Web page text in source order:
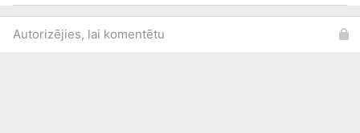
Autorizējies, lai komentētu